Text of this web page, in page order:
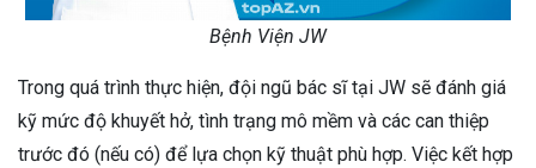
Bệnh Viện JW
Trong quá trình thực hiện, đội ngũ bác sĩ tại JW sẽ đánh giá
kỹ mức độ khuyết hở, tình trạng mô mềm và các can thiệp
trước đó (nếu có) để lựa chọn kỹ thuật phù hợp. Việc kết hợp